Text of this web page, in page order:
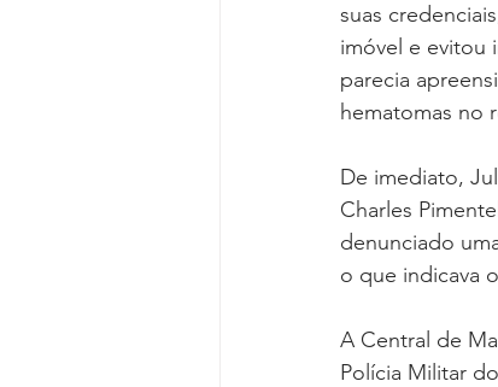
suas
imóvel e evitou
parecia
hematomas no
De imediato,
Charles
denunciado
o que indicava
A Central de
Polícia Militar